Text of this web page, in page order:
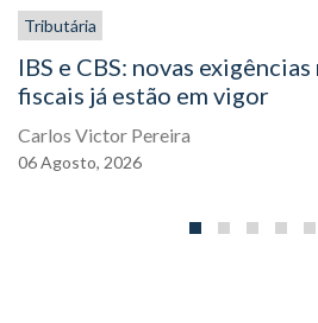
Tributária
IBS e CBS: novas
fiscais já estão em vigor
Carlos Victor Pereira
06Agosto, 2026